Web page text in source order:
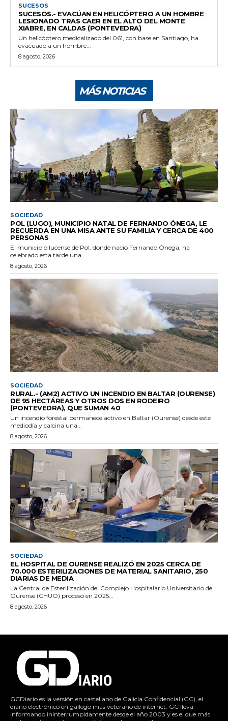
SUCESOS
SUCESOS.- EVACÚAN EN HELICÓPTERO A UN HOMBRE
LESIONADO TRAS CAER EN EL ALTO DEL MONTE
XIABRE, EN CALDAS (PONTEVEDRA)
Un helicóptero medicalizado del 061, con base en Santiago, ha
evacuado a un hombre...
8 agosto, 2026
MÁS NOTICIAS
SOCIEDAD
POL (LUGO), MUNICIPIO NATAL DE FERNANDO ÓNEGA, LE
RECUERDA EN UNA MISA ANTE SU FAMILIA Y CERCA DE 400
PERSONAS
El municipio lucense de Pol, donde nació Fernando Ónega, ha
celebrado esta tarde una...
8 agosto, 2026
SOCIEDAD
RURAL.- (AM2) ACTIVO UN INCENDIO EN BALTAR (OURENSE)
DE 95 HECTÁREAS Y OTROS DOS EN RODEIRO
(PONTEVEDRA), QUE SUMAN 40
Un incendio forestal permanece activo en Baltar (Ourense) desde este
mediodía y calcina una...
8 agosto, 2026
SOCIEDAD
EL HOSPITAL DE OURENSE REALIZÓ EN 2025 CERCA DE
70.000 ESTERILIZACIONES DE MATERIAL SANITARIO, 250
DIARIAS DE MEDIA
La Central de Esterilización del Complejo Hospitalario Universitario de
Ourense (CHUO) procesó en 2025...
8 agosto, 2026
GCDiario es la versión en castellano de Galicia Confidencial (GC), el
diario electrónico en gallego más veterano de internet. GC lleva
informando ininterrumpidamente desde el año 2003 y es el que más